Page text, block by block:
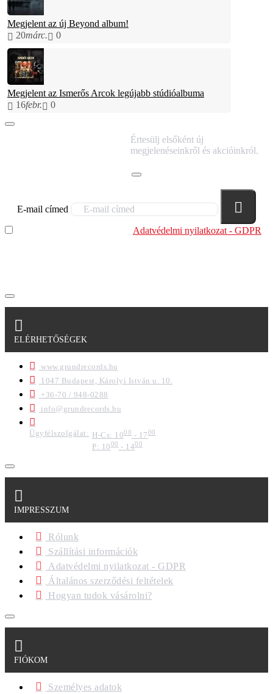
Megjelent az új Beyond album!
20márc. 0
Megjelent az Ismerős Arcok legújabb stúdióalbuma
16febr. 0
Értesülj elsőként új
megjelenéseinkről és akcióinkról.
E-mail címed
Adatvédelmi nyilatkozat - GDPR
ELÉRHETŐSÉGEK
www.grundrecords.hu
1047 Budapest, Károlyi István u. 10.
+36-70 / 948-0288
info@grundrecords.hu
Ügyfélszolgálat: H-Cs: 1000 - 1700
P: 1000- 1400
IMPRESSZUM
Rólunk
Szállítási információk
Adatvédelmi nyilatkozat - GDPR
Általános szerződési feltételek
Hogyan tudok vásárolni?
FIÓKOM
Személyes adatok